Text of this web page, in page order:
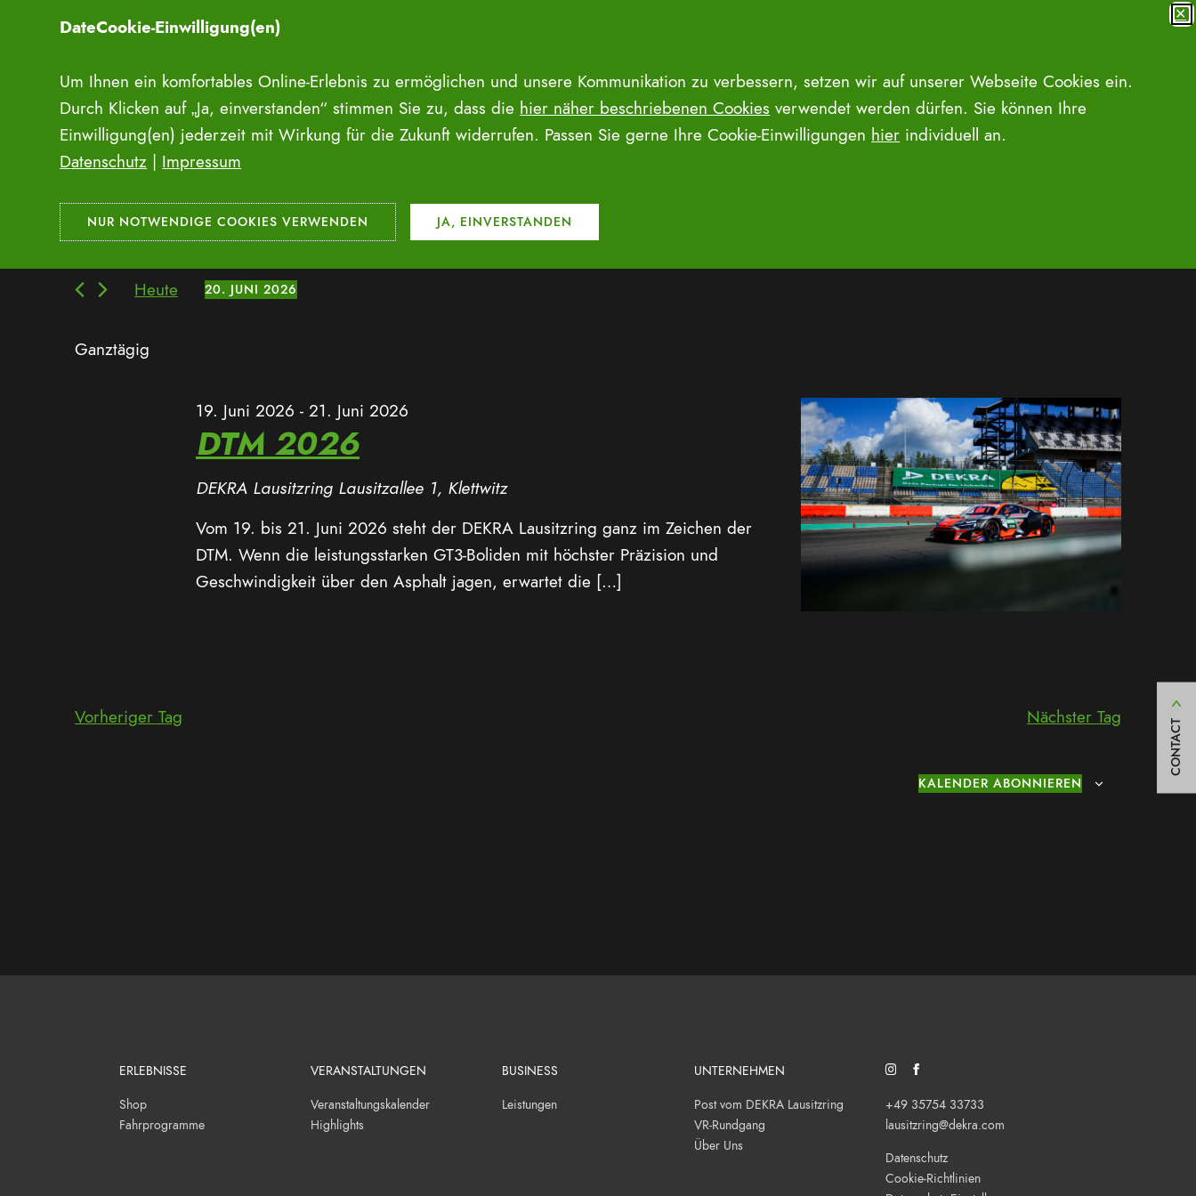
CONTACT
Events/Highlights
Veranstaltungen Events/Highlights
Veranstaltungen
für
20.
2026
Veranstaltungen
Suche
und
Navigation
Bitte
Schlüsselwort
Suche
Schlüsselwort.
Navigation
Heute 20. JUNI 2026
Ganztägig
DTM 2026
19. Juni 2026 - 21. Juni 2026
DEKRA Lausitzring Lausitzallee 1, Klettwitz
Vom 19. bis 21. Juni 2026 steht der DEKRA Lausitzring ganz im Zeichen der
DTM. Wenn die leistungsstarken GT3-Boliden mit höchster Präzision und
Geschwindigkeit über den Asphalt jagen, erwartet die […]
Vorheriger Tag Nächster Tag
KALENDER ABONNIEREN
ERLEBNISSE
Shop
Fahrprogramme
VERANSTALTUNGEN
Veranstaltungskalender
Highlights
BUSINESS
Leistungen
UNTERNEHMEN
Post vom DEKRA Lausitzring
VR-Rundgang
Über Uns
SOZIALES NETZWERK/FEED: INSTAGRAM
SOZIALES NETZWERK/FEED: FACEBOOK
+49 35754 33733
lausitzring@dekra.com
Datenschutz
Cookie-Richtlinien
✕
DateCookie-Einwilligung(en)
Um Ihnen ein komfortables Online-Erlebnis zu ermöglichen und unsere Kommunikation zu verbessern, setzen wir auf unserer Webseite Cookies ein.
Durch Klicken auf „Ja, einverstanden“ stimmen Sie zu, dass die hier näher beschriebenen Cookies verwendet werden dürfen. Sie können Ihre
Einwilligung(en) jederzeit mit Wirkung für die Zukunft widerrufen. Passen Sie gerne Ihre Cookie-Einwilligungen hier individuell an.
Datenschutz | Impressum